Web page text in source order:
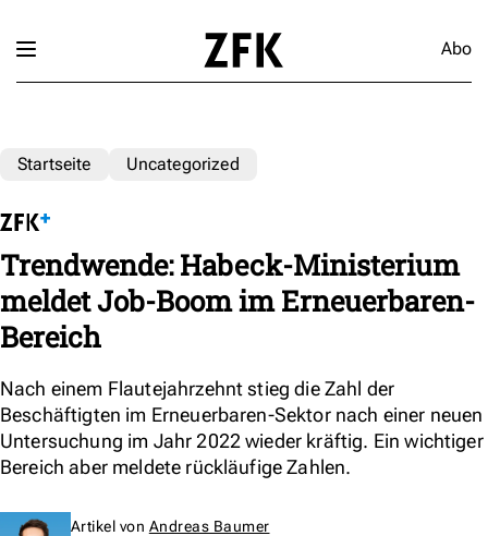
Abo
Startseite Uncategorized
Trendwende: Habeck-Ministerium
meldet Job-Boom im Erneuerbaren-
Bereich
Nach einem Flautejahrzehnt stieg die Zahl der
Beschäftigten im Erneuerbaren-Sektor nach einer neuen
Untersuchung im Jahr 2022 wieder kräftig. Ein wichtiger
Bereich aber meldete rückläufige Zahlen.
Artikel von Andreas Baumer